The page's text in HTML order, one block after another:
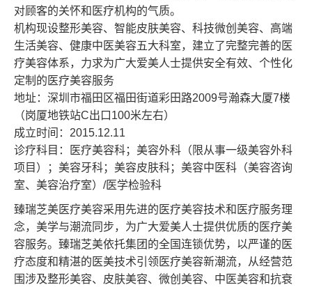
对顾客的关怀和医疗机构的气质。
机构现设整形美容、智能皮肤美容、科技微创美容、高端
生活美容、健康中医美容五大科室，建立了完整完善的医
疗美容体系，力求为广大爱美人士提供安全有效、个性化
定制的医疗美容服务
地址：深圳市福田区福田街道彩田路2009号瀚森大厦7楼
（岗厦地铁站C出口100米左右）
成立时间：2015.12.11
诊疗科目：医疗美容科；美容外科（限从事一级美容外科
项目）；美容牙科；美容皮肤科；美容中医科（美容咨询
室、美容治疗室）/医学检验科
臻瑞芝美医疗美容采用先进的医疗美容技术和医疗服务理
念，美学与潮流同步，为广大爱美人士提供优质的医疗美
容服务。 臻瑞芝美依托集团的全国连锁优势，以严谨的医
疗态度和精湛的医美技术引领医疗美容新潮流，从经营范
围涉及整形美容、皮肤美容、微创美容、中医美容和抗衰